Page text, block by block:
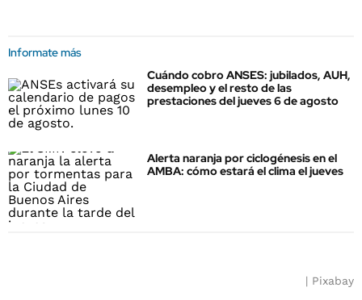
Informate más
Cuándo cobro ANSES: jubilados, AUH,
desempleo y el resto de las
prestaciones del jueves 6 de agosto
Alerta naranja por ciclogénesis en el
AMBA: cómo estará el clima el jueves
Pixabay